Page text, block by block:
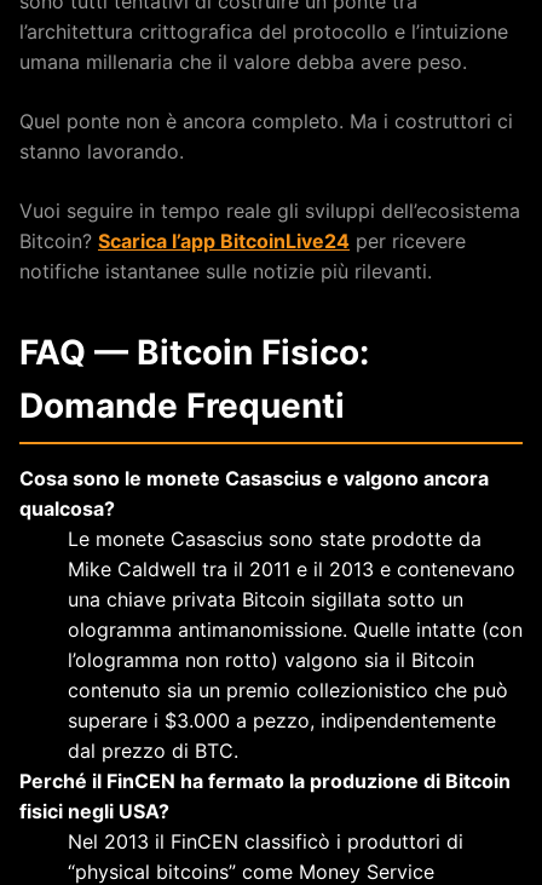
l’architettura crittografica del protocollo e l’intuizione
umana millenaria che il valore debba avere peso.
Quel ponte non è ancora completo. Ma i costruttori ci
stanno lavorando.
Vuoi seguire in tempo reale gli sviluppi dell’ecosistema
Bitcoin? Scarica l’app BitcoinLive24 per ricevere
notifiche istantanee sulle notizie più rilevanti.
FAQ — Bitcoin Fisico:
Domande Frequenti
Cosa sono le monete Casascius e valgono ancora
qualcosa?
Le monete Casascius sono state prodotte da
Mike Caldwell tra il 2011 e il 2013 e contenevano
una chiave privata Bitcoin sigillata sotto un
ologramma antimanomissione. Quelle intatte (con
l’ologramma non rotto) valgono sia il Bitcoin
contenuto sia un premio collezionistico che può
superare i $3.000 a pezzo, indipendentemente
dal prezzo di BTC.
Perché il FinCEN ha fermato la produzione di Bitcoin
fisici negli USA?
Nel 2013 il FinCEN classificò i produttori di
“physical bitcoins” come Money Service